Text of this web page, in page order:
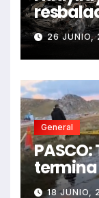
e 26 JUNIO,
General
termina
sin vida
18 JUNIO,